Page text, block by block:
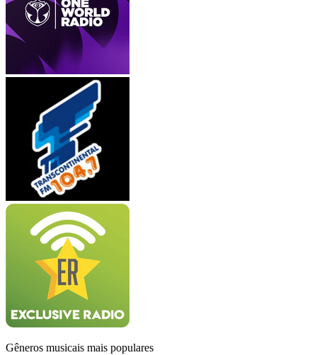
Gêneros musicais mais populares